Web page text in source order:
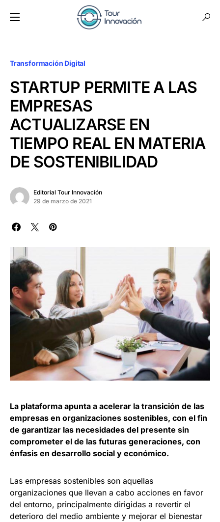
Transformación Digital
STARTUP PERMITE A LAS
EMPRESAS
ACTUALIZARSE EN
TIEMPO REAL EN MATERIA
DE SOSTENIBILIDAD
Editorial Tour Innovación
29 de marzo de 2021
La plataforma apunta a acelerar la transición de las
empresas en organizaciones sostenibles, con el fin
de garantizar las necesidades del presente sin
comprometer el de las futuras generaciones, con
énfasis en desarrollo social y económico.
Las empresas sostenibles son aquellas
organizaciones que llevan a cabo acciones en favor
del entorno, principalmente dirigidas a revertir el
deterioro del medio ambiente y mejorar el bienestar